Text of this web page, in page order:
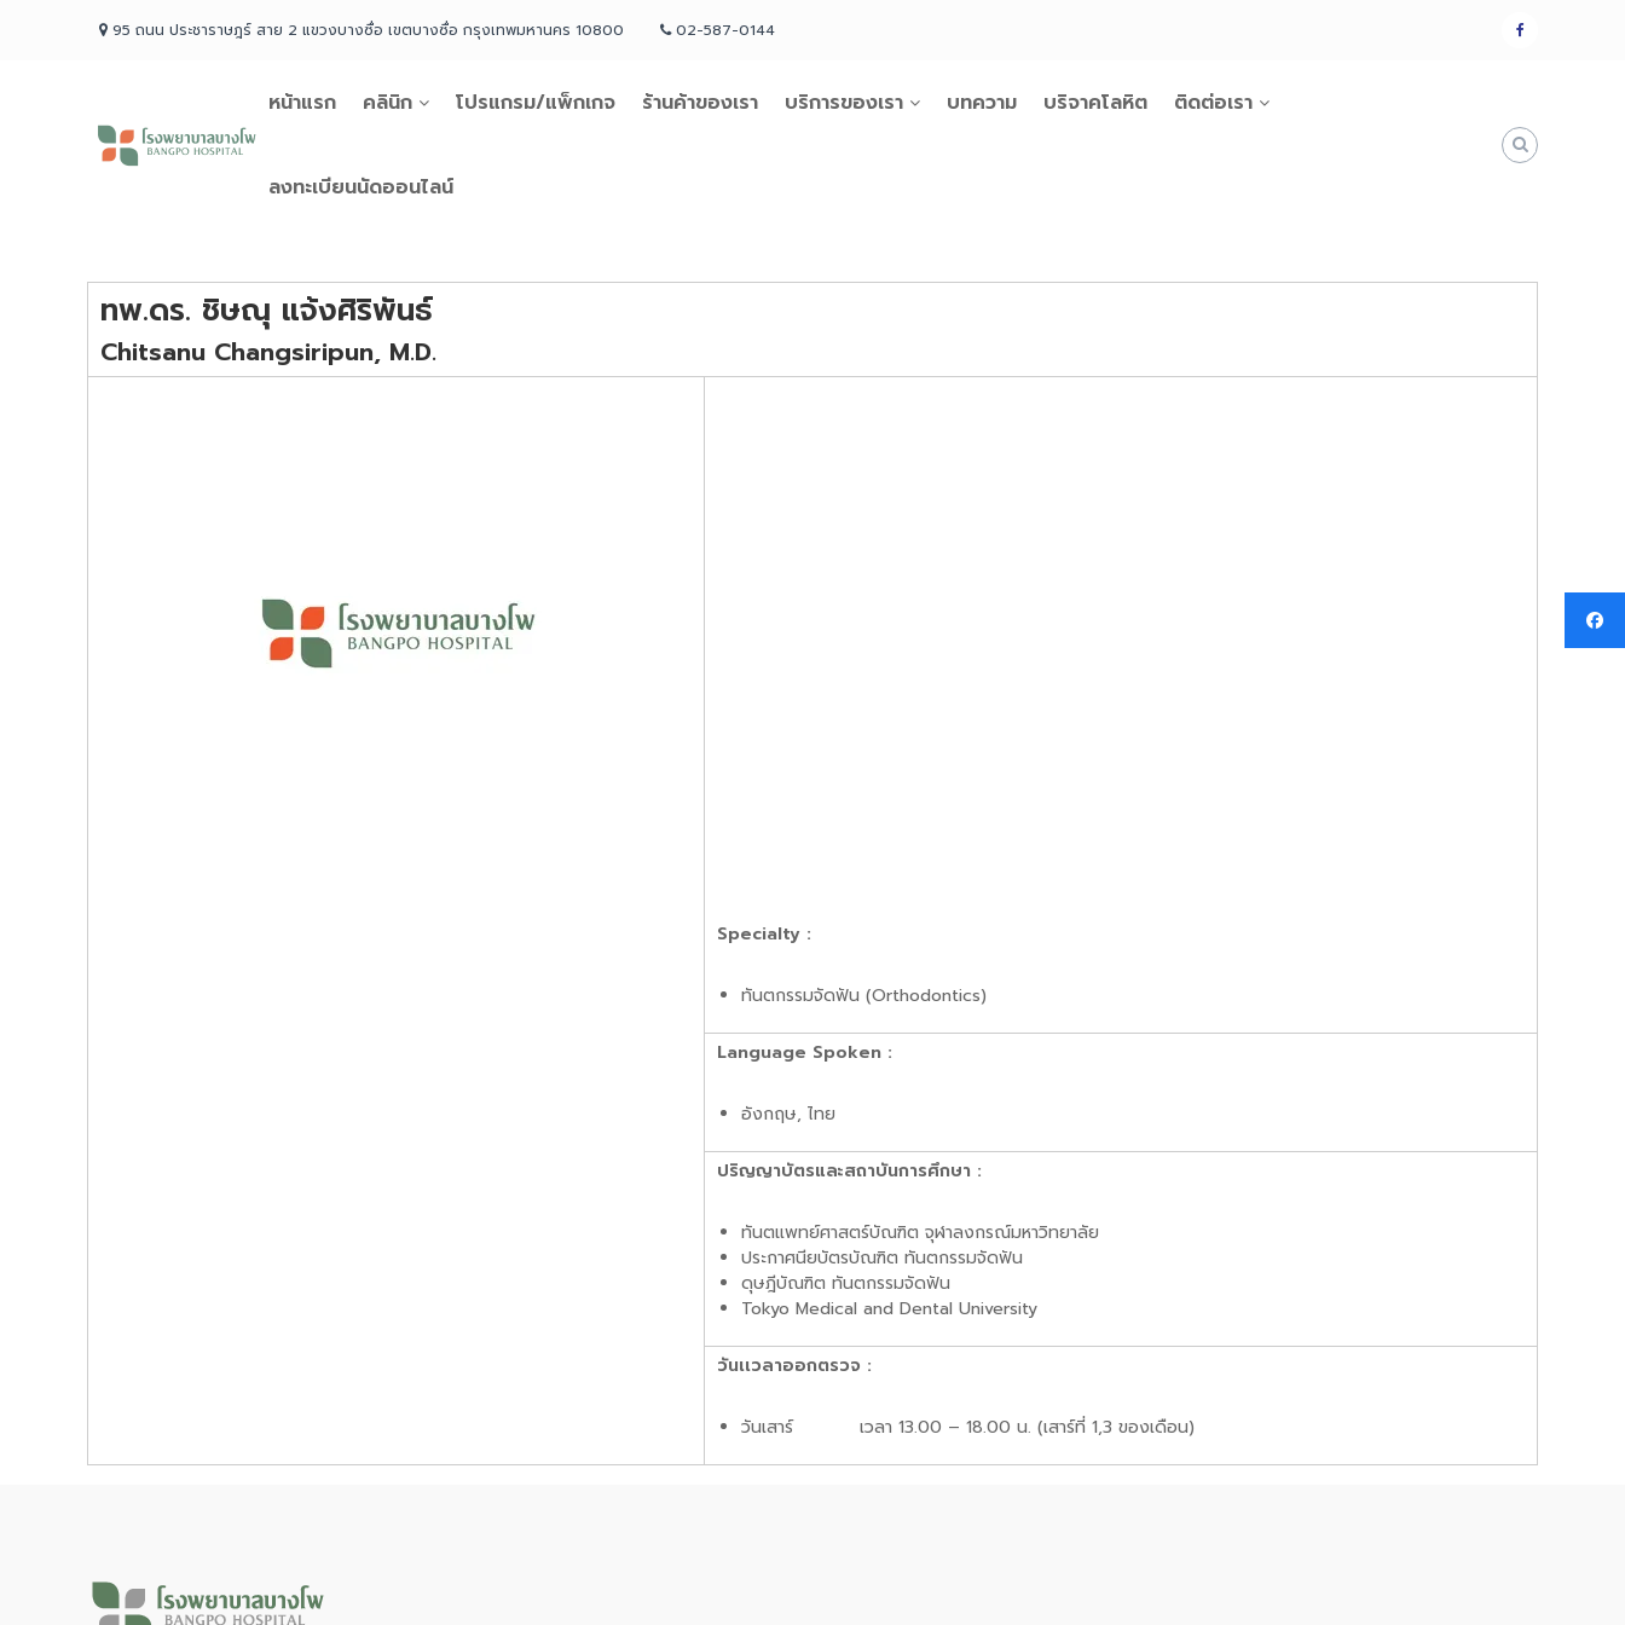
95 ถนน ประชาราษฎร์ สาย 2 แขวงบางซื่อ เขตบางซื่อ กรุงเทพมหานคร 10800 02-587-0144 แฟน
โรง
พยาบาล
บางโพ
Good
Health
หน้าแรก คลินิก โปรแกรม/แพ็กเกจ ร้านค้าของเรา บริการของเรา บทความ บริจาคโลหิต ติดต่อเรา
ลงทะเบียนนัดออนไลน์
ทพ.ดร. ชิษณุ แจ้งศิริพันธ์
Chitsanu Changsiripun, M.D.
Specialty :
ทันตกรรมจัดฟัน (Orthodontics)
Language Spoken :
อังกฤษ, ไทย
ปริญญาบัตรและสถาบันการศึกษา :
ทันตแพทย์ศาสตร์บัณฑิต จุฬาลงกรณ์มหาวิทยาลัย
ประกาศนียบัตรบัณฑิต ทันตกรรมจัดฟัน
ดุษฎีบัณฑิต ทันตกรรมจัดฟัน
Tokyo Medical and Dental University
วันเเวลาออกตรวจ :
วันเสาร์ เวลา 13.00 – 18.00 น. (เสาร์ที่ 1,3 ของเดือน)